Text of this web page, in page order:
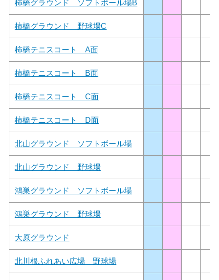
柿橋グラウンド ソフトボール場B
柿橋グラウンド 野球場C
柿橋テニスコート A面
柿橋テニスコート B面
柿橋テニスコート C面
柿橋テニスコート D面
北山グラウンド ソフトボール場
北山グラウンド 野球場
鴻巣グラウンド ソフトボール場
鴻巣グラウンド 野球場
大原グラウンド
北川根ふれあい広場 野球場